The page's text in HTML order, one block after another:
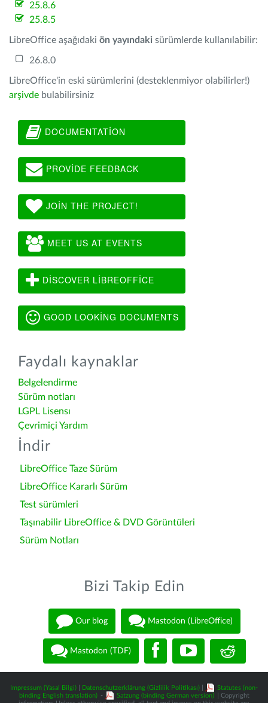
25.8.6
25.8.5
LibreOffice aşağıdaki ön yayındaki sürümlerde kullanılabilir:
26.8.0
LibreOffice'in eski sürümlerini (desteklenmiyor olabilirler!)
arşivde bulabilirsiniz
DOCUMENTATION
PROVIDE FEEDBACK
JOIN THE PROJECT!
MEET US AT EVENTS
DISCOVER LIBREOFFICE
GOOD LOOKING DOCUMENTS
Faydalı kaynaklar
Belgelendirme
Sürüm notları
LGPL Lisensı
Çevrimiçi Yardım
İndir
LibreOffice Taze Sürüm
LibreOffice Kararlı Sürüm
Test sürümleri
Taşınabilir LibreOffice & DVD Görüntüleri
Sürüm Notları
Bizi Takip Edin
Our blog Mastodon (LibreOffice)
Mastodon (TDF)
Impressum (Yasal Bilgi) Datenschutzerklärung (Gizlilik Politikası)
Statutes (non-
binding English translation) - Satzung (binding German version)
| Copyright